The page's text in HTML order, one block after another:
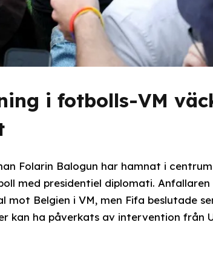
i fotbolls-VM
Folarin Balogun har hamnat i
med presidentiel diplomati.
mot Belgien i VM, men Fifa beslutade
kan ha påverkats av intervention från